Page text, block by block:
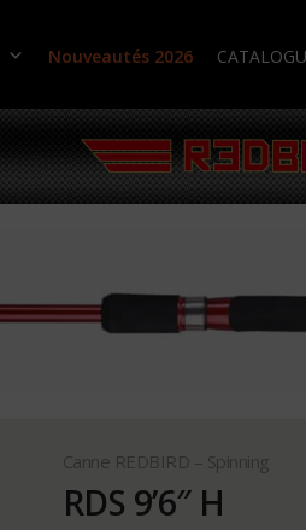
Nouveautés 2026
Canne REDBIRD – Spinning
RDS 9’6″ H